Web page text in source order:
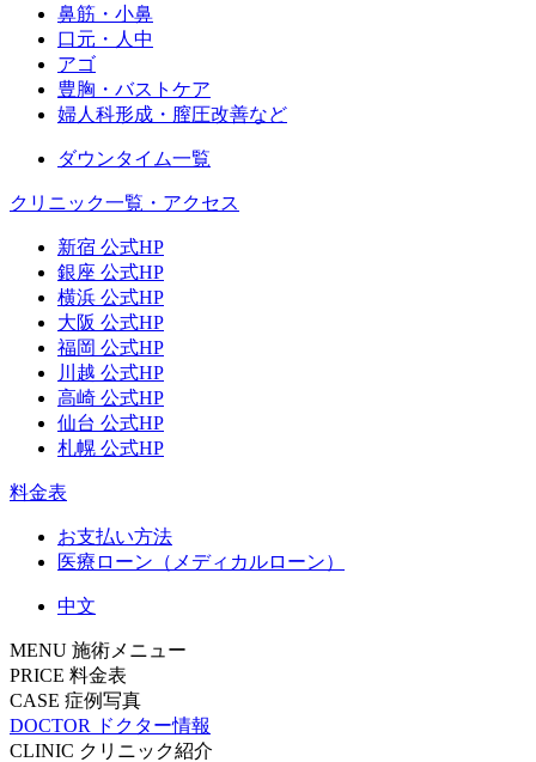
鼻筋・小鼻
口元・人中
アゴ
豊胸・バストケア
婦人科形成・膣圧改善など
ダウンタイム一覧
クリニック一覧・アクセス
新宿 公式HP
銀座 公式HP
横浜 公式HP
大阪 公式HP
福岡 公式HP
川越 公式HP
高崎 公式HP
仙台 公式HP
札幌 公式HP
料金表
お支払い方法
医療ローン（メディカルローン）
中文
MENU 施術メニュー
PRICE 料金表
CASE 症例写真
DOCTOR
ドクター情報
CLINIC クリニック紹介